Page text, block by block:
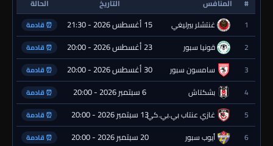
# المنافس التاريخ
الحالة
1
غنتشلر بيرليغي 15 أغسطس 2026 - 21:30 ⏰ قادمة
2 قونيا سبور 23 أغسطس 2026 - 20:00 ⏰ قادمة
3 سامسون سبور 30 أغسطس 2026 - 20:00 ⏰ قادمة
4 بشكتاش 6 سبتمبر 2026 - 20:00 ⏰ قادمة
5 غازي عنتاب بي.بي.كي.13 سبتمبر 2026 - 20:00 ⏰ قادمة
6 أيوب سبور 20 سبتمبر 2026 - 20:00 ⏰ قادمة